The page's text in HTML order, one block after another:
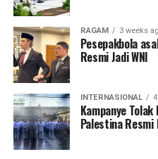
RAGAM 3 weeks
Pesepakbola
Resmi Jadi WNI
INTERNASIONAL
Kampanye
Palestina